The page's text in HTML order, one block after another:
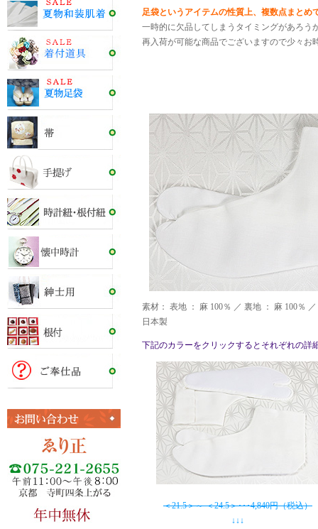
足袋というアイテムの性質上、複数点まと
一時的に欠品してしまうタイミングがあろう
再入荷が可能な商品でございますので少々お
素材： 表地 ： 麻 100％ ／ 裏地 ： 麻 100％
日本製
下記のカラーをクリックするとそれぞれの詳
＜21.5＞～ ＜24.5＞･･･4,840円（税込）
↓↓↓